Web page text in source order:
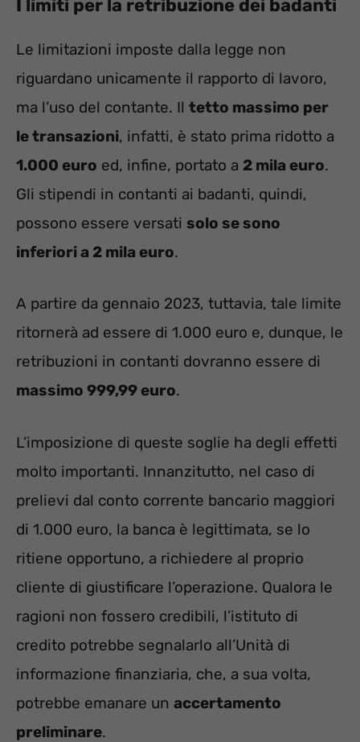
I limiti per la retribuzione dei badanti
Le limitazioni imposte dalla legge non
riguardano unicamente il rapporto di lavoro,
ma l’uso del contante. Il tetto massimo per
le transazioni, infatti, è stato prima ridotto a
1.000 euro ed, infine, portato a 2 mila euro.
Gli stipendi in contanti ai badanti, quindi,
possono essere versati solo se sono
inferiori a 2 mila euro.
A partire da gennaio 2023, tuttavia, tale limite
ritornerà ad essere di 1.000 euro e, dunque, le
retribuzioni in contanti dovranno essere di
massimo 999,99 euro.
L’imposizione di queste soglie ha degli effetti
molto importanti. Innanzitutto, nel caso di
prelievi dal conto corrente bancario maggiori
di 1.000 euro, la banca è legittimata, se lo
ritiene opportuno, a richiedere al proprio
cliente di giustificare l’operazione. Qualora le
ragioni non fossero credibili, l’istituto di
credito potrebbe segnalarlo all’Unità di
informazione finanziaria, che, a sua volta,
potrebbe emanare un accertamento
preliminare.